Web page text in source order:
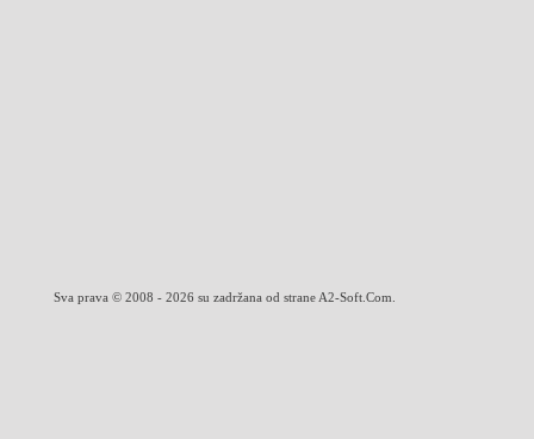
Sva prava © 2008 - 2026 su zadržana od strane A2-Soft.Com.